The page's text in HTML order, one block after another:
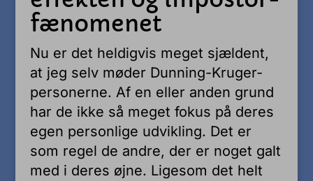
fænomenet
Nu er det heldigvis meget sjældent,
at jeg selv møder Dunning-Kruger-
personerne. Af en eller anden grund
har de ikke så meget fokus på deres
egen personlige udvikling. Det er
som regel de andre, der er noget galt
med i deres øjne. Ligesom det helt